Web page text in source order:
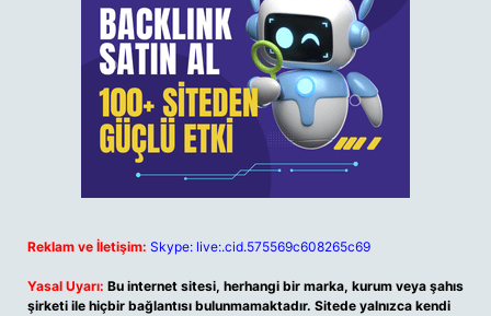
Reklam ve İletişim: Skype: live:.cid.575569c608265c69
Yasal Uyarı: Bu internet sitesi, herhangi bir marka, kurum veya şahıs
şirketi ile hiçbir bağlantısı bulunmamaktadır. Sitede yalnızca kendi